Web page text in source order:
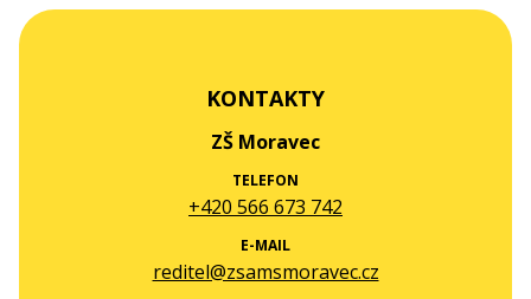
KONTAKTY
ZŠ Moravec
TELEFON
+420 566 673 742
E-MAIL
reditel@zsamsmoravec.cz